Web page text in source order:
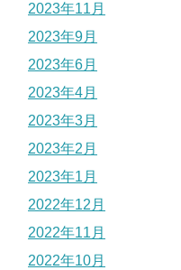
2023年11月
2023年9月
2023年6月
2023年4月
2023年3月
2023年2月
2023年1月
2022年12月
2022年11月
2022年10月